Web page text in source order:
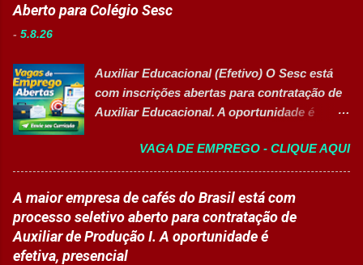
Aberto para Colégio Sesc
- 5.8.26
Auxiliar Educacional (Efetivo) O Sesc está
com inscrições abertas para contratação de
Auxiliar Educacional. A oportunidade é
nas áreas da educação que desejam atuar
em ambiente escolar, apoiando professores
e estudantes. 👉 CANDIDATAR-SE AGORA
Resumo da vaga Cargo: Auxiliar
Educacional Empresa: Sesc Tipo de
contratação: Efetivo (CLT) Modelo de
VAGA DE EMPREGO - CLIQUE AQUI
A maior empresa de cafés do Brasil está com
processo seletivo aberto para contratação de
Auxiliar de Produção I. A oportunidade é
efetiva, presencial